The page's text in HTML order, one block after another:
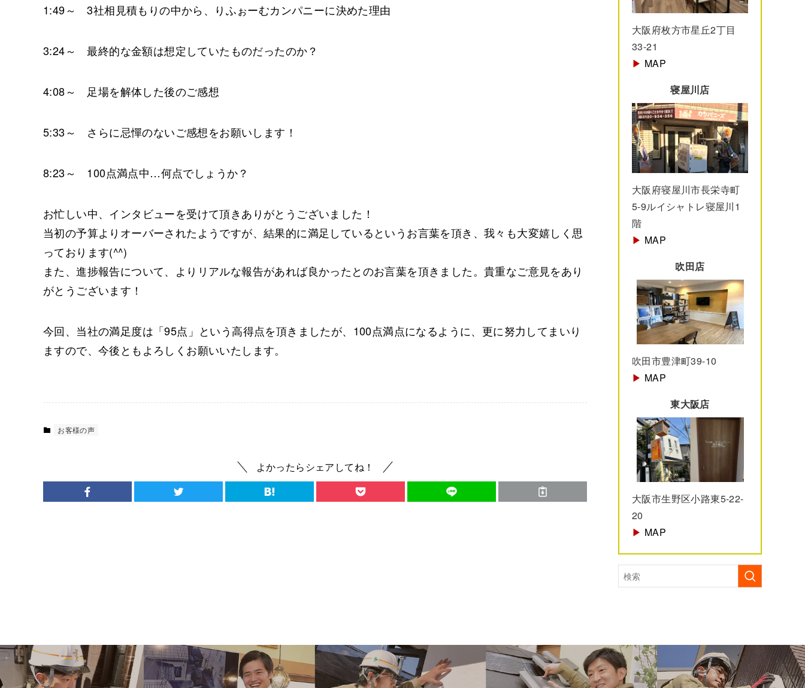
1:49～ 3社相見積もりの中から、りふぉーむカンパニーに決めた理由
3:24～ 最終的な金額は想定していたものだったのか？
4:08～ 足場を解体した後のご感想
5:33～ さらに忌憚のないご感想をお願いします！
8:23～ 100点満点中…何点でしょうか？
お忙しい中、インタビューを受けて頂きありがとうございました！
当初の予算よりオーバーされたようですが、結果的に満足しているというお言葉を頂き、我々も大変嬉しく思
っております(^^)
また、進捗報告について、よりリアルな報告があれば良かったとのお言葉を頂きました。貴重なご意見をあり
がとうございます！
今回、当社の満足度は「95点」という高得点を頂きましたが、100点満点になるように、更に努力してまいり
ますので、今後ともよろしくお願いいたします。
お客様の声
よかったらシェアしてね！
大阪府枚方市星丘2丁目
33-21
▶︎ MAP
寝屋川店
大阪府寝屋川市長栄寺町
5-9ルイシャトレ寝屋川1
階
▶︎ MAP
吹田店
吹田市豊津町39-10
▶︎ MAP
東大阪店
大阪市生野区小路東5-22-
20
▶︎ MAP